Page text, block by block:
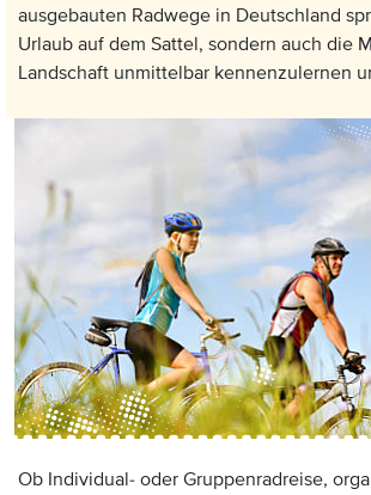
ausgebauten Radwege in Deutschland
Urlaub auf dem Sattel, sondern auch die
Landschaft unmittelbar kennenzulernen
Anzeige:
Ob Individual- oder Gruppenradreise,